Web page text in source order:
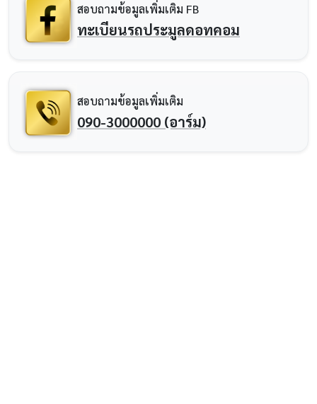
สอบถามข้อมูลเพิ่มเติม FB
ทะเบียนรถประมูลดอทคอม
สอบถามข้อมูลเพิ่มเติม
090-3000000 (อาร์ม)